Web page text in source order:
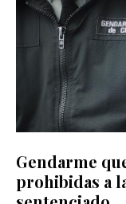
Gendarme
prohibidas a